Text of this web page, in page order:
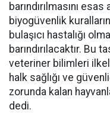
barındırılmasını
biyogüvenlik
bulaşıcı hastalığı
barındırılacaktır. Bu
veteriner bilimleri
halk sağlığı ve
zorunda kalan
dedi.